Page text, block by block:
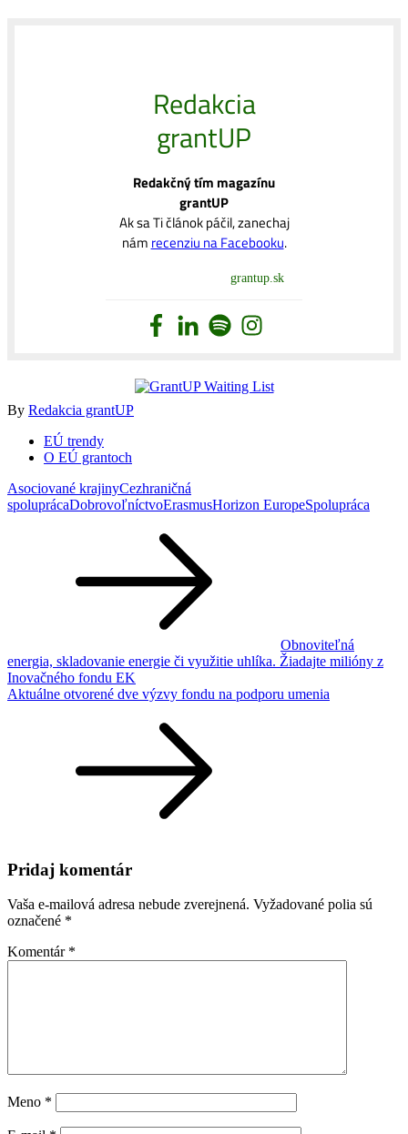
Redakcia
grantUP
Redakčný tím magazínu
grantUP
Ak sa Ti článok páčil, zanechaj
nám recenziu na Facebooku.
grantup.sk
By Redakcia grantUP
EÚ trendy
O EÚ grantoch
Asociované krajinyCezhraničná
spoluprácaDobrovoľníctvoErasmusHorizon EuropeSpolupráca
Obnoviteľná
energia, skladovanie energie či využitie uhlíka. Žiadajte milióny z
Inovačného fondu EK
Aktuálne otvorené dve výzvy fondu na podporu umenia
Pridaj komentár
Vaša e-mailová adresa nebude zverejnená. Vyžadované polia sú
označené *
Komentár *
Meno *